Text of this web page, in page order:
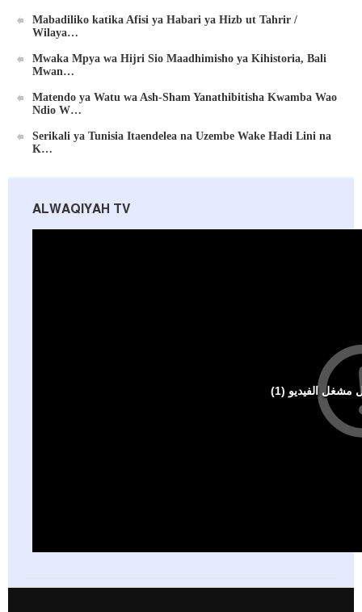
Mabadiliko katika Afisi ya Habari ya Hizb ut Tahrir /
Wilaya…
Mwaka Mpya wa Hijri Sio Maadhimisho ya Kihistoria, Bali
Mwan…
Matendo ya Watu wa Ash-Sham Yanathibitisha Kwamba Wao
Ndio W…
Serikali ya Tunisia Itaendelea na Uzembe Wake Hadi Lini na
K…
ALWAQIYAH TV